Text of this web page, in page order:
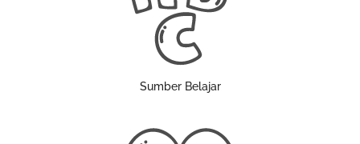
Sumber Belajar